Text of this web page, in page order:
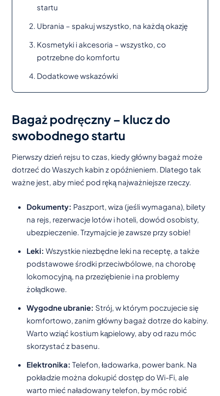
startu
Ubrania – spakuj wszystko, na każdą okazję
Kosmetyki i akcesoria – wszystko, co
potrzebne do komfortu
Dodatkowe wskazówki
Bagaż podręczny – klucz do
swobodnego startu
Pierwszy dzień rejsu to czas, kiedy główny bagaż może
dotrzeć do Waszych kabin z opóźnieniem. Dlatego tak
ważne jest, aby mieć pod ręką najważniejsze rzeczy.
Dokumenty: Paszport, wiza (jeśli wymagana), bilety
na rejs, rezerwacje lotów i hoteli, dowód osobisty,
ubezpieczenie. Trzymajcie je zawsze przy sobie!
Leki: Wszystkie niezbędne leki na receptę, a także
podstawowe środki przeciwbólowe, na chorobę
lokomocyjną, na przeziębienie i na problemy
żołądkowe.
Wygodne ubranie: Strój, w którym poczujecie się
komfortowo, zanim główny bagaż dotrze do kabiny.
Warto wziąć kostium kąpielowy, aby od razu móc
skorzystać z basenu.
Elektronika: Telefon, ładowarka, power bank. Na
pokładzie można dokupić dostęp do Wi-Fi, ale
warto mieć naładowany telefon, by móc robić